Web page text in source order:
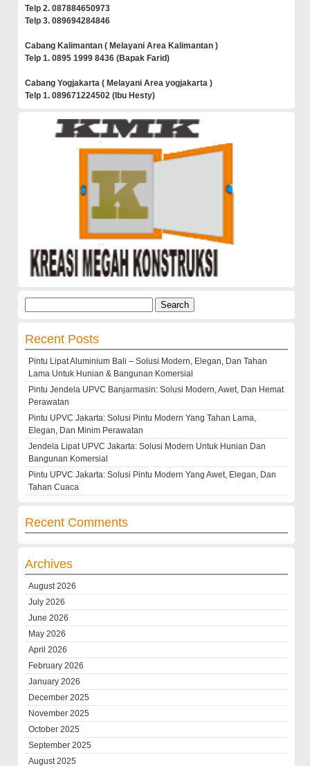
Telp 2. 087884650973
Telp 3. 089694284846
Cabang Kalimantan ( Melayani Area Kalimantan )
Telp 1. 0895 1999 8436 (Bapak Farid)
Cabang Yogjakarta ( Melayani Area yogjakarta )
Telp 1. 089671224502 (Ibu Hesty)
Recent Posts
Pintu Lipat Aluminium Bali – Solusi Modern, Elegan, Dan Tahan
Lama Untuk Hunian & Bangunan Komersial
Pintu Jendela UPVC Banjarmasin: Solusi Modern, Awet, Dan Hemat
Perawatan
Pintu UPVC Jakarta: Solusi Pintu Modern Yang Tahan Lama,
Elegan, Dan Minim Perawatan
Jendela Lipat UPVC Jakarta: Solusi Modern Untuk Hunian Dan
Bangunan Komersial
Pintu UPVC Jakarta: Solusi Pintu Modern Yang Awet, Elegan, Dan
Tahan Cuaca
Recent Comments
Archives
August 2026
July 2026
June 2026
May 2026
April 2026
February 2026
January 2026
December 2025
November 2025
October 2025
September 2025
August 2025